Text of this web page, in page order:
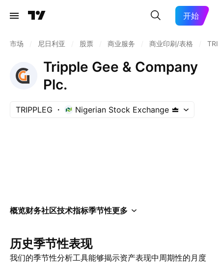
开始
市场 尼日利亚 股票 商业服务 商业印刷/表格
Tripple Gee & Company
Plc.
TRIPPLEG Nigerian Stock Exchange
概览财务社区技术指标季节性更多
历史季节性表现
我们的季节性分析工具能够揭示资产表现中周期性的月度